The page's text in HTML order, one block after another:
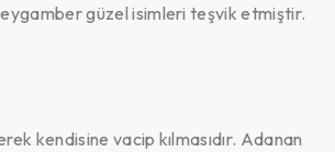
güzel isimleri teşvik etmiştir.
kendisine vacip kılmasıdır. Adanan